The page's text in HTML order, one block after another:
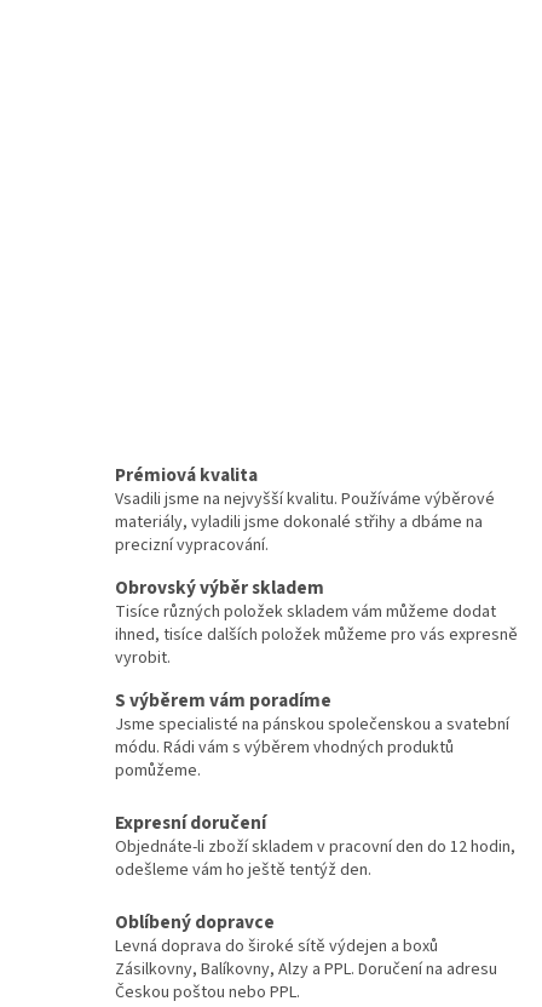
Prémiová kvalita
Vsadili jsme na nejvyšší kvalitu. Používáme výběrové
materiály, vyladili jsme dokonalé střihy a dbáme na
precizní vypracování.
Obrovský výběr skladem
Tisíce různých položek skladem vám můžeme dodat
ihned, tisíce dalších položek můžeme pro vás expresně
vyrobit.
S výběrem vám poradíme
Jsme specialisté na pánskou společenskou a svatební
módu. Rádi vám s výběrem vhodných produktů
pomůžeme.
Expresní doručení
Objednáte-li zboží skladem v pracovní den do 12 hodin,
odešleme vám ho ještě tentýž den.
Oblíbený dopravce
Levná doprava do široké sítě výdejen a boxů
Zásilkovny, Balíkovny, Alzy a PPL. Doručení na adresu
Českou poštou nebo PPL.